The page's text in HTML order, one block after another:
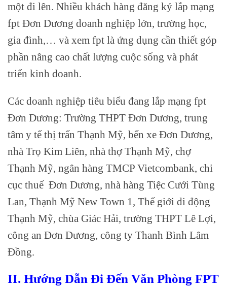
một đi lên. Nhiều khách hàng đăng ký lắp mạng
fpt Đơn Dương doanh nghiệp lớn, trường học,
gia đình,… và xem fpt là ứng dụng cần thiết góp
phần nâng cao chất lượng cuộc sống và phát
triển kinh doanh.
Các doanh nghiệp tiêu biểu đang lắp mạng fpt
Đơn Dương: Trường THPT Đơn Dương, trung
tâm y tế thị trấn Thạnh Mỹ, bến xe Đơn Dương,
nhà Trọ Kim Liên, nhà thợ Thạnh Mỹ, chợ
Thạnh Mỹ, ngân hàng TMCP Vietcombank, chi
cục thuế Đơn Dương, nhà hàng Tiệc Cưới Tùng
Lan, Thạnh Mỹ New Town 1, Thế giới di động
Thạnh Mỹ, chùa Giác Hải, trường THPT Lê Lợi,
công an Đơn Dương, công ty Thanh Bình Lâm
Đồng.
II. Hướng Dẫn Đi Đến Văn Phòng FPT